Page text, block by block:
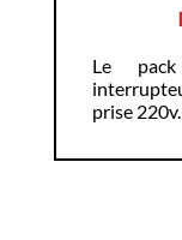
Le
prise 220v.